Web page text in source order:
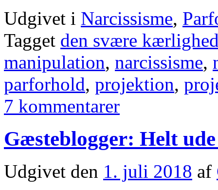
Udgivet i Narcissisme,
Tagget den svære
manipulation, narcissisme,
parforhold, projektion,
7 kommentarer
Gæsteblogger: Helt
Udgivet den 1. juli 2018 af